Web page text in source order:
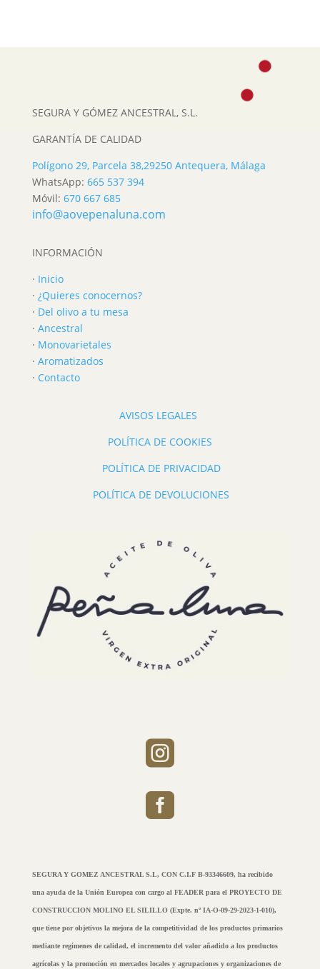
SEGURA Y GÓMEZ ANCESTRAL, S.L.
GARANTÍA DE CALIDAD
Polígono 29, Parcela 38,29250 Antequera, Málaga
WhatsApp: 665 537 394
Móvil: 670 667 685
info@aovepenaluna.com
INFORMACIÓN
· Inicio
· ¿Quieres conocernos?
· Del olivo a tu mesa
· Ancestral
· Monovarietales
· Aromatizados
· Contacto
AVISOS LEGALES
POLÍTICA DE COOKIES
POLÍTICA DE PRIVACIDAD
POLÍTICA DE DEVOLUCIONES


SEGURA Y GOMEZ ANCESTRAL S.L, CON C.I.F B-93346609, ha recibido
una ayuda de la Unión Europea con cargo al FEADER para el PROYECTO DE
CONSTRUCCION MOLINO EL SILILLO (Expte. nº IA-O-09-29-2023-1-010),
que tiene por objetivos la mejora de la competitividad de los productos primarios
mediante regímenes de calidad, el incremento del valor añadido a los productos
agrícolas y la promoción en mercados locales y agrupaciones y organizaciones de